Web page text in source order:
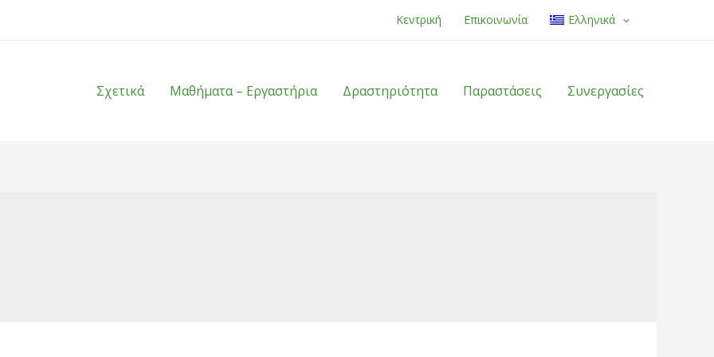
Κεντρική Επικοινωνία Ελληνικά
Σχετικά Μαθήματα – Εργαστήρια Δραστηριότητα Παραστάσεις Συνεργασίες